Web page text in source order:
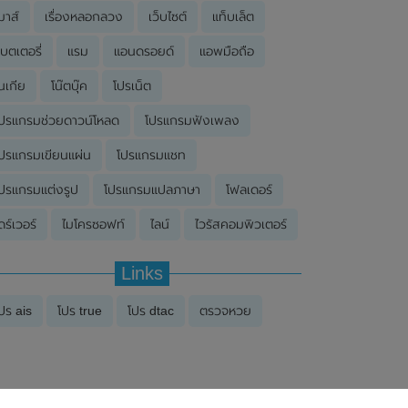
าส์ เรื่องหลอกลวง เว็บไซต์ แท็บเล็ต
ตเตอรี่ แรม แอนดรอยด์ แอพมือถือ
เกีย โน๊ตบุ๊ค โปรเน็ต
รแกรมช่วยดาวน์โหลด โปรแกรมฟังเพลง
รแกรมเขียนแผ่น โปรแกรมแชท
รแกรมแต่งรูป โปรแกรมแปลภาษา โฟลเดอร์
ร์เวอร์ ไมโครซอฟท์ ไลน์ ไวรัสคอมพิวเตอร์
Links
ร ais โปร true โปร dtac ตรวจหวย